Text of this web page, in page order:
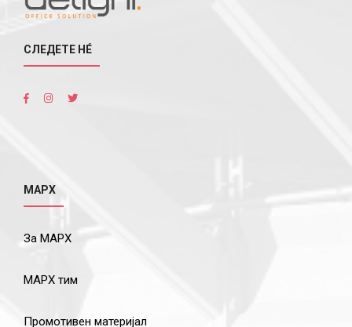
СЛЕДЕТЕ НÉ
МАРХ
За МАРХ
МАРХ тим
Промотивен материјал